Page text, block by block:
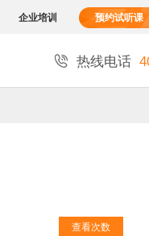
企业培训 预约试听课
 热线电话
查看次数